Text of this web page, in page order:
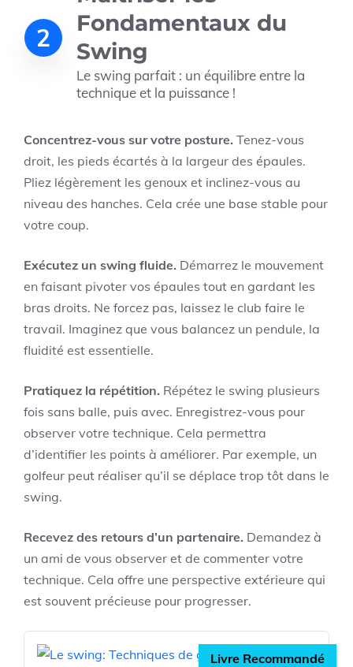
2
Fondamentaux du
Swing
Le swing parfait : un équilibre entre la
technique et la puissance !
Concentrez-vous sur votre posture. Tenez-vous
droit, les pieds écartés à la largeur des épaules.
Pliez légèrement les genoux et inclinez-vous au
niveau des hanches. Cela crée une base stable pour
votre coup.
Exécutez un swing fluide. Démarrez le mouvement
en faisant pivoter vos épaules tout en gardant les
bras droits. Ne forcez pas, laissez le club faire le
travail. Imaginez que vous balancez un pendule, la
fluidité est essentielle.
Pratiquez la répétition. Répétez le swing plusieurs
fois sans balle, puis avec. Enregistrez-vous pour
observer votre technique. Cela permettra
d’identifier les points à améliorer. Par exemple, un
golfeur peut réaliser qu’il se déplace trop tôt dans le
swing.
Recevez des retours d’un partenaire. Demandez à
un ami de vous observer et de commenter votre
technique. Cela offre une perspective extérieure qui
est souvent précieuse pour progresser.
Livre Recommandé